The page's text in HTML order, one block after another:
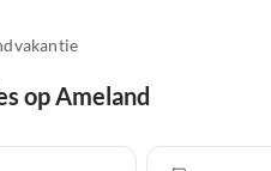
op Ameland